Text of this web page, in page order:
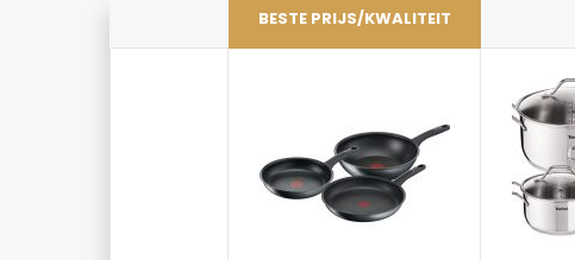
BESTE PRIJS/KWALITEIT